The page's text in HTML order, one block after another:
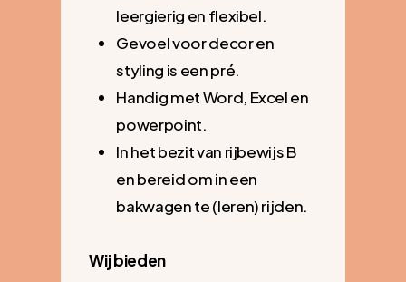
leergierig en flexibel.
Gevoel voor decor en
styling is een pré.
Handig met Word, Excel en
powerpoint.
In het bezit van rijbewijs B
en bereid om in een
bakwagen te (leren) rijden.
Wij bieden